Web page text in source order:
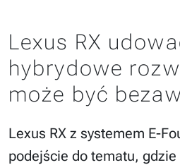
Lexus RX
hybrydowe
może być
Lexus RX z systemem E-
podejście do tematu,